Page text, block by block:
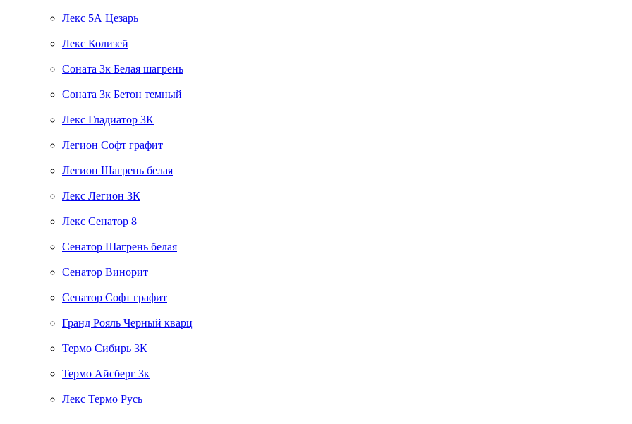
Лекс 5А Цезарь
Лекс Колизей
Соната 3к Белая шагрень
Соната 3к Бетон темный
Лекс Гладиатор 3К
Легион Софт графит
Легион Шагрень белая
Лекс Легион 3К
Лекс Сенатор 8
Сенатор Шагрень белая
Сенатор Винорит
Сенатор Софт графит
Гранд Рояль Черный кварц
Термо Сибирь 3К
Термо Айсберг 3к
Лекс Термо Русь